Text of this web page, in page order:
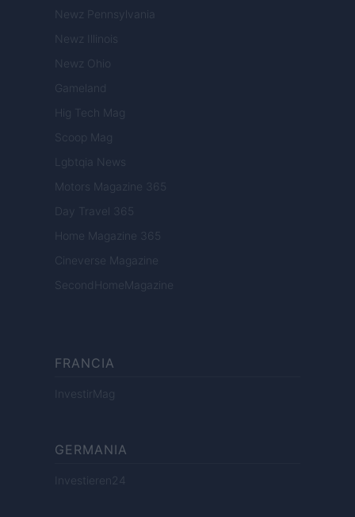
Newz Pennsylvania
Newz Illinois
Newz Ohio
Gameland
Hig Tech Mag
Scoop Mag
Lgbtqia News
Motors Magazine 365
Day Travel 365
Home Magazine 365
Cineverse Magazine
SecondHomeMagazine
FRANCIA
InvestirMag
GERMANIA
Investieren24